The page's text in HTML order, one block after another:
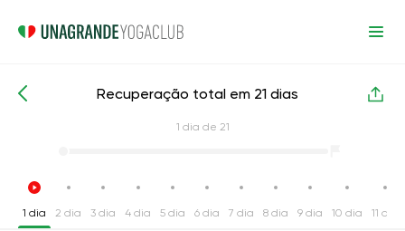
Cursos de yoga intensivos Voltar
Recuperação total em 21 dias
1 dia de 21
1 dia 2 dia 3 dia 4 dia 5 dia 6 dia 7 dia 8 dia 9 dia 10 dia 11 dia